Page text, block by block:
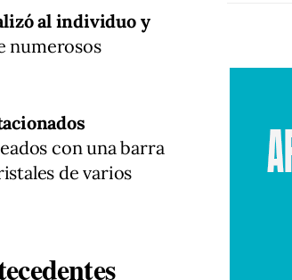
al individuo y
numerosos
con una barra
de varios